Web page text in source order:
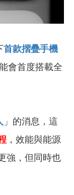
首款摺疊手機
會首度搭載全
」的消息，這
，效能與能源
強，但同時也